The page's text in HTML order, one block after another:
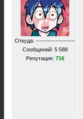
Откуда: --------------------
Сообщений: 5 588
Репутация: 716